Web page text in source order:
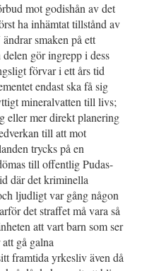
mot godishån av det
ha inhämtat tillstånd av
smaken på ett
gör ingrepp i dess
förvar i ett års tid
endast ska få sig
mineralvatten till livs;
eller mer direkt planering
till att mot
trycks på en
till offentlig Pudas-
där det kriminella
ljudligt var gång någon
det straffet må vara så
att vart barn som ser
gå galna
framtida yrkesliv även då